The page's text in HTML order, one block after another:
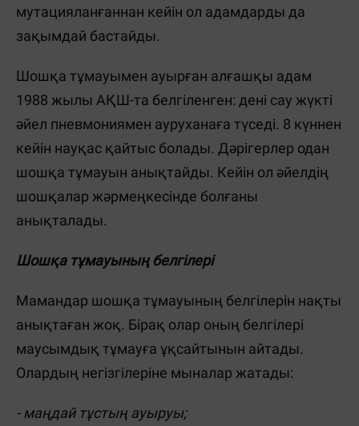
мутацияланғаннан кейін ол адамдарды да
зақымдай бастайды.
Шошқа тұмауымен ауырған алғашқы адам
1988 жылы АҚШ-та белгіленген: дені сау жүкті
әйел пневмониямен ауруханаға түседі. 8 күннен
кейін науқас қайтыс болады. Дәрігерлер одан
шошқа тұмауын анықтайды. Кейін ол әйелдің
шошқалар жәрмеңкесінде болғаны
анықталады.
Шошқа тұмауының белгілері
Мамандар шошқа тұмауының белгілерін нақты
анықтаған жоқ. Бірақ олар оның белгілері
маусымдық тұмауға ұқсайтынын айтады.
Олардың негізгілеріне мыналар жатады:
- маңдай тұстың ауыруы;